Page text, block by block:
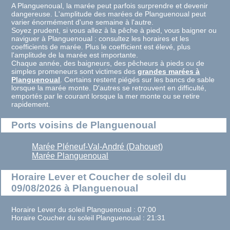
A Planguenoual, la marée peut parfois surprendre et devenir
dangereuse. L'amplitude des marées de Planguenoual peut
varier énormément d'une semaine à l'autre.
Soyez prudent, si vous allez à la pêche à pied, vous baigner ou
naviguer à Planguenoual : consultez les horaires et les
coefficients de marée. Plus le coefficient est élevé, plus
l'amplitude de la marée est importante.
Chaque année, des baigneurs, des pêcheurs à pieds ou de
simples promeneurs sont victimes desgrandes marées à
Planguenoual. Certains restent piégés sur les bancs de sable
lorsque la marée monte. D'autres se retrouvent en difficulté,
emportés par le courant lorsque la mer monte ou se retire
rapidement.
Ports voisins de Planguenoual
Marée Pléneuf-Val-André (Dahouet)
Marée Planguenoual
Horaire Lever et Coucher de soleil du
09/08/2026 à Planguenoual
Horaire Lever du soleil Planguenoual : 07:00
Horaire Coucher du soleil Planguenoual : 21:31